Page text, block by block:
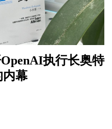
执行长奥特
内幕